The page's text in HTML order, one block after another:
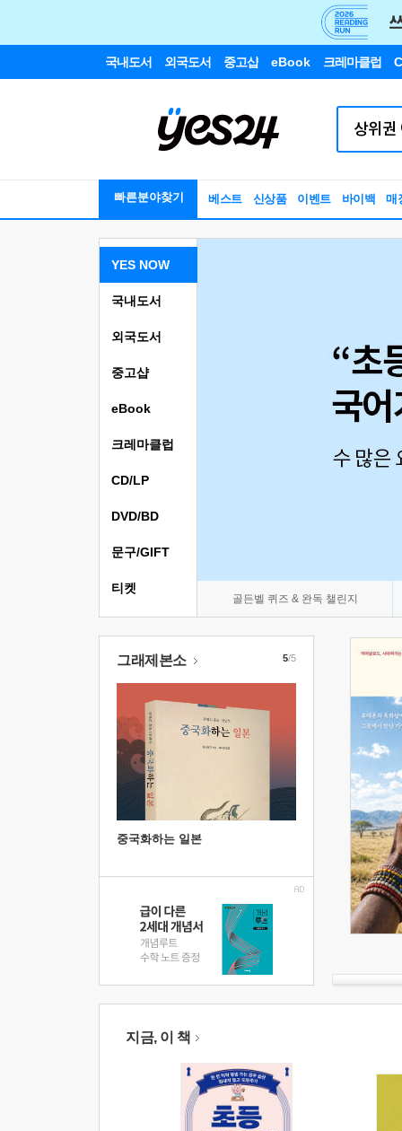
국내도서 외국도서 중고샵 eBook 크레마클럽
빠른분야찾기 베스트 신상품 이벤트 바이백 매
YES NOW
골든벨 퀴즈 & 완독 챌린지
국내도서
외국도서
중고샵
eBook
크레마클럽
CD/LP
DVD/BD
문구/GIFT
티켓
그래제본소
중국화하는 일본
5/5
지금, 이 책